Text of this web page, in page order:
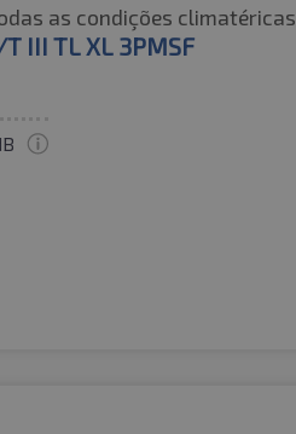
as condições climatéricas
III TL XL 3PMSF